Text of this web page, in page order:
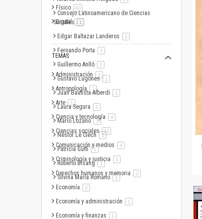
Consejo Latinoamericano de Ciencias
Sociales
1
Edgar Baltazar Landeros 1
Fernando Porta 1
Guillermo Anlló 1
Gustavo Lugones 1
Juan Bautista Alberdi 1
Laura Segura 1
Mario Lozano 1artículo
Néstor Le Clech 1artículo
Patricia Gutti 1artículo
Roberto Bisang 1artículo
Silvina María Romano 1artículo
Físico 40
Digital 21
TEMAS
Administración 1 artículo
Antropología 1
Arte 1
Ciencia y tecnología 4
Ciencias sociales 32
Comunicación y medios 4
Criminología y justicia 1
Derechos humanos y memoria 2artículo
Economía 2artículo
Economía y administración 1
Economía y finanzas 1